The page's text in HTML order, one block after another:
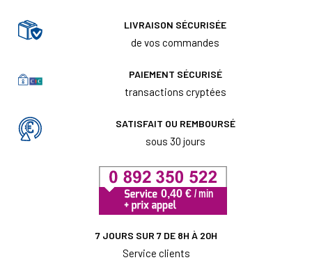
LIVRAISON SÉCURISÉE
de vos commandes
PAIEMENT SÉCURISÉ
transactions cryptées
SATISFAIT OU REMBOURSÉ
sous 30 jours
7 JOURS SUR 7 DE 8H À 20H
Service clients